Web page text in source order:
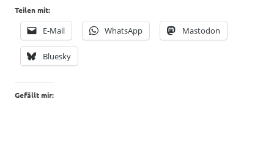
Teilen mit:
E-Mail WhatsApp Mastodon
Bluesky
Gefällt mir: